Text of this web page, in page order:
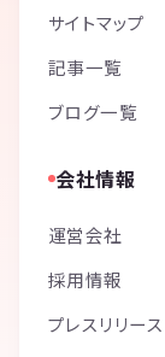
サイトマップ
記事一覧
ブログ一覧
会社情報
運営会社
採用情報
プレスリリース